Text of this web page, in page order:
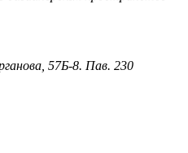
57Б-8. Пав. 230